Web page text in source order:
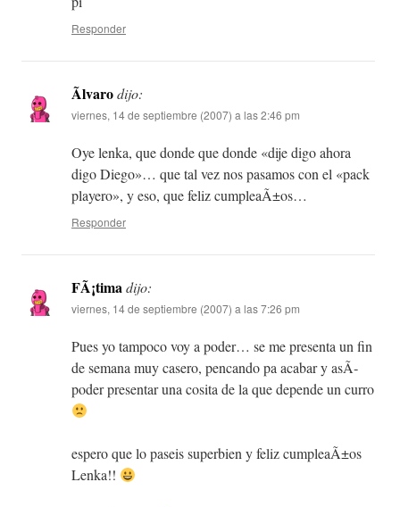
Responder
Ãlvarodijo:
viernes, 14 de septiembre (2007) a las 2:46 pm
Oye lenka, que donde que donde «dije digo ahora
digo Diego»… que tal vez nos pasamos con el «pack
playero», y eso, que feliz cumpleaÃ±os…
Responder
FÃ¡timadijo:
viernes, 14 de septiembre (2007) a las 7:26 pm
Pues yo tampoco voy a poder… se me presenta un fin
de semana muy casero, pencando pa acabar y asÃ­
poder presentar una cosita de la que depende un curro
espero que lo paseis superbien y feliz cumpleaÃ±os
Lenka!!